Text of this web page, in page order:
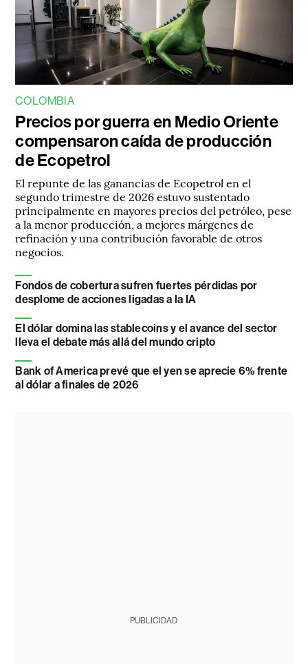
COLOMBIA
Precios por guerra en Medio Oriente
compensaron caída de producción
de Ecopetrol
El repunte de las ganancias de Ecopetrol en el
segundo trimestre de 2026 estuvo sustentado
principalmente en mayores precios del petróleo, pese
a la menor producción, a mejores márgenes de
refinación y una contribución favorable de otros
negocios.
Fondos de cobertura sufren fuertes pérdidas por
desplome de acciones ligadas a la IA
El dólar domina las stablecoins y el avance del sector
lleva el debate más allá del mundo cripto
Bank of America prevé que el yen se aprecie 6% frente
al dólar a finales de 2026
PUBLICIDAD